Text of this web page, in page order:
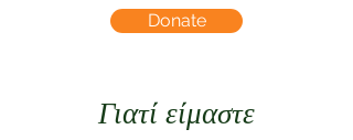
Donate
Γιατί είμαστε